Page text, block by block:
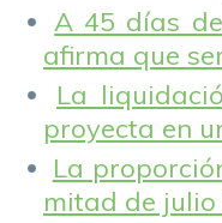
A 45 días
afirma que
La
proyecta en
La
mitad de julio